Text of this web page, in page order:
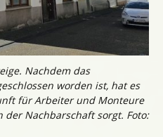
Nachdem das
worden ist, hat es
für Arbeiter und Monteure
der Nachbarschaft sorgt. Foto: